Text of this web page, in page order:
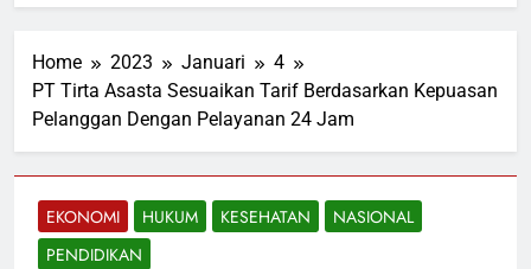
Home 2023 Januari
4
PT Tirta Asasta Sesuaikan Tarif Berdasarkan Kepuasan
Pelanggan Dengan Pelayanan 24 Jam
EKONOMI HUKUM KESEHATAN
NASIONAL
PENDIDIKAN